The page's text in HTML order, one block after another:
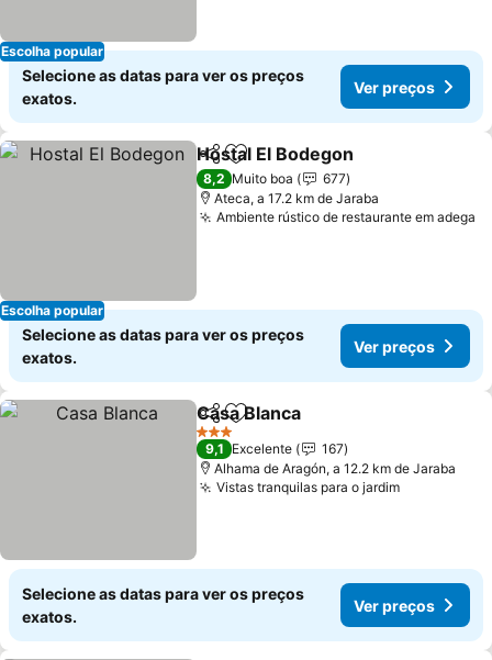
Escolha popular
Selecione as datas para ver os preços
exatos.
Ver preços
Escolha popular
PartilharAdicionar aos favoritos
Hostal El Bodegon
8,2 Muito boa
677
Ateca, a 17.2 km de Jaraba
Ambiente rústico de restaurante em adega
Selecione as datas para ver os preços
exatos.
Ver preços
PartilharAdicionar aos favoritos
Casa Blanca
3 Estrelas
9,1 Excelente
167
Alhama de Aragón, a 12.2 km de Jaraba
Vistas tranquilas para o jardimVer preços
Selecione as datas para ver os preços
exatos.
Ver preços